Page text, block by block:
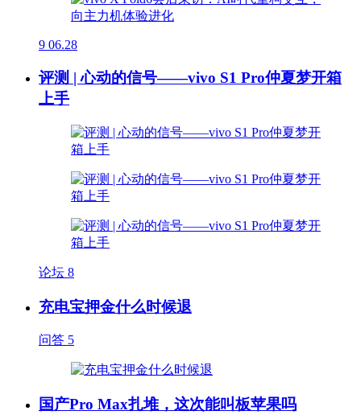
9 06.28
评测 | 心动的信号——vivo S1 Pro仲夏梦开箱
上手
论坛 8
充电宝押金什么时候退
问答 5
国产Pro Max扎堆，这次能叫板苹果吗